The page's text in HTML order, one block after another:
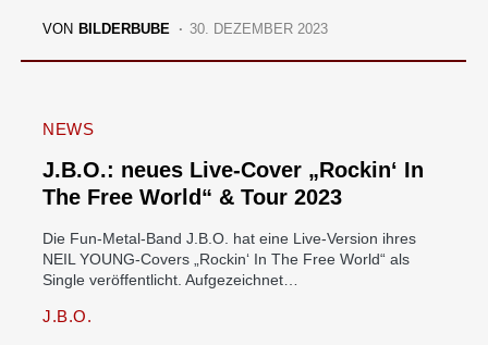
VON BILDERBUBE 30. DEZEMBER 2023
NEWS
J.B.O.: neues Live-Cover „Rockin‘ In
The Free World“ & Tour 2023
Die Fun-Metal-Band J.B.O. hat eine Live-Version ihres
NEIL YOUNG-Covers „Rockin‘ In The Free World“ als
Single veröffentlicht. Aufgezeichnet…
J.B.O.